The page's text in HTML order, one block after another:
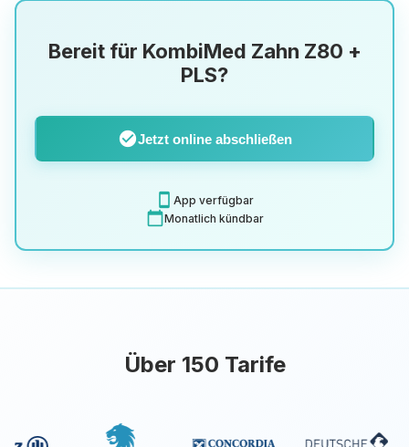
Bereit für KombiMed Zahn Z80 +
PLS?
check_circleJetzt online abschließen
smartphone App verfügbar
calendar_todayMonatlich kündbar
Über 150 Tarife